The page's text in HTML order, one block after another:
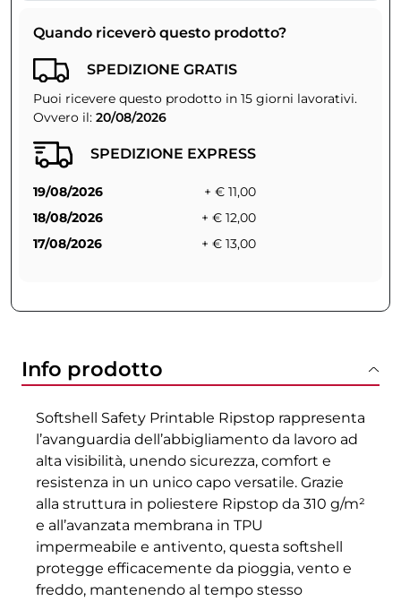
Quando riceverò questo prodotto?
SPEDIZIONE GRATIS
Puoi ricevere questo prodotto in 15 giorni lavorativi.
Ovvero il: 20/08/2026
SPEDIZIONE EXPRESS
19/08/2026
+ € 11,00
18/08/2026
+ € 12,00
17/08/2026
+ € 13,00
Info prodotto
Softshell Safety Printable Ripstop rappresenta
l’avanguardia dell’abbigliamento da lavoro ad
alta visibilità, unendo sicurezza, comfort e
resistenza in un unico capo versatile. Grazie
alla struttura in poliestere Ripstop da 310 g/m²
e all’avanzata membrana in TPU
impermeabile e antivento, questa softshell
protegge efficacemente da pioggia, vento e
freddo, mantenendo al tempo stesso